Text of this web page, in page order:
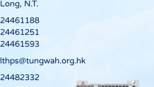
Long, N.T.
24461188
24461251
24461593
lthps@tungwah.org.hk
24482332